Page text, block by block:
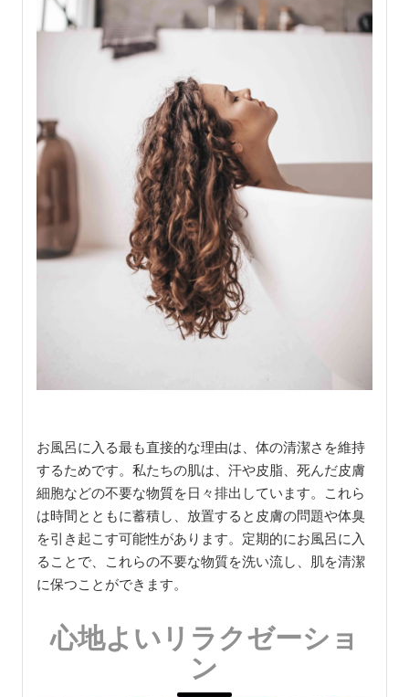
お風呂に入る最も直接的な理由は、体の清潔さを維持
するためです。私たちの肌は、汗や皮脂、死んだ皮膚
細胞などの不要な物質を日々排出しています。これら
は時間とともに蓄積し、放置すると皮膚の問題や体臭
を引き起こす可能性があります。定期的にお風呂に入
ることで、これらの不要な物質を洗い流し、肌を清潔
に保つことができます。
心地よいリラクゼーショ
ン